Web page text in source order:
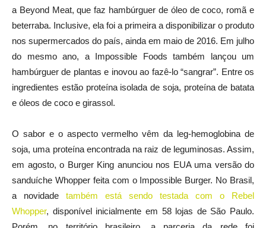
a Beyond Meat, que faz hambúrguer de óleo de coco, romã e
beterraba. Inclusive, ela foi a primeira a disponibilizar o produto
nos supermercados do país, ainda em maio de 2016. Em julho
do mesmo ano, a Impossible Foods também lançou um
hambúrguer de plantas e inovou ao fazê-lo “sangrar”. Entre os
ingredientes estão proteína isolada de soja, proteína de batata
e óleos de coco e girassol.
O sabor e o aspecto vermelho vêm da leg-hemoglobina de
soja, uma proteína encontrada na raiz de leguminosas. Assim,
em agosto, o Burger King anunciou nos EUA uma versão do
sanduíche Whopper feita com o Impossible Burger. No Brasil,
a novidade também está sendo testada com o Rebel
Whopper, disponível inicialmente em 58 lojas de São Paulo.